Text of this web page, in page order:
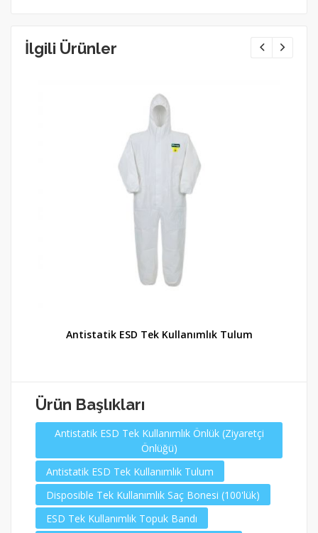
İlgili Ürünler
Antistatik ESD Tek Kullanımlık Tulum
Ürün Başlıkları
Antistatik ESD Tek Kullanımlık Önlük (Ziyaretçi
Önlüğü)
Antistatik ESD Tek Kullanımlık Tulum
Disposible Tek Kullanımlık Saç Bonesi (100'lük)
ESD Tek Kullanımlık Topuk Bandı